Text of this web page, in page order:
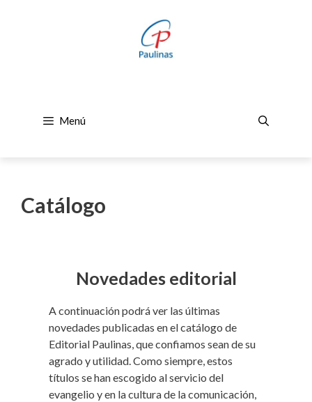
Menú
Catálogo
Novedades editorial
A continuación podrá ver las últimas
novedades publicadas en el catálogo de
Editorial Paulinas, que confiamos sean de su
agrado y utilidad. Como siempre, estos
títulos se han escogido al servicio del
evangelio y en la cultura de la comunicación,